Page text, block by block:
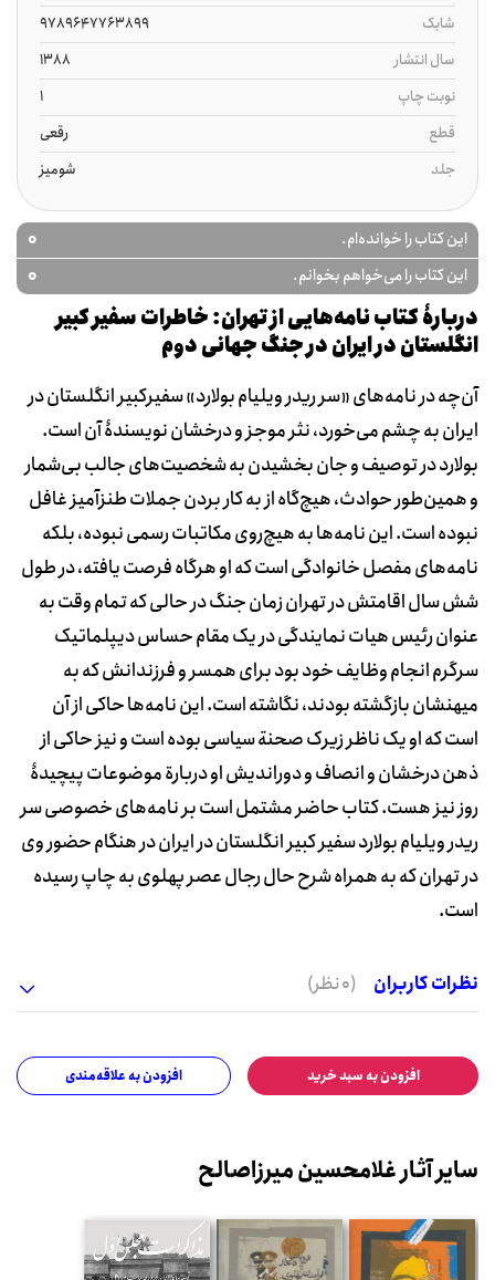
شابک
9789647763899
سال انتشار
1388
نوبت چاپ
1
قطع
رقعی
جلد
شومیز
این کتاب را خوانده‌ام. 0
این کتاب را می‌خواهم بخوانم. 0
دربارۀ کتاب نامه‌هایی از تهران: خاطرات سفیر کبیر
انگلستان در ایران در جنگ جهانی دوم
آن‌چه در نامه‌های «سر ریدر ویلیام بولارد» سفیرکبیر انگلستان در
ایران به چشم می‌خورد، نثر موجز و درخشان نویسندۀ آن است.
بولارد در توصیف و جان بخشیدن به شخصیت‌های جالب بی‌شمار
و همین‌طور حوادث، هیچ‌گاه از به کار بردن جملات طنزآمیز غافل
نبوده است. این نامه‌ها به هیچ‌روی مکاتبات رسمی نبوده، بلکه
نامه‌های مفصل خانوادگی است که او هرگاه فرصت یافته، در طول
شش سال اقامتش در تهران زمان جنگ در حالی که تمام وقت به
عنوان رئیس هیات نمایندگی در یک مقام حساس دیپلماتیک
سرگرم انجام وظایف خود بود برای همسر و فرزندانش که به
میهنشان بازگشته بودند، نگاشته است. این نامه‌ها حاکی از آن
است که او یک ناظر زیرک صحنة سیاسی بوده است و نیز حاکی از
ذهن درخشان و انصاف و دوراندیش او دربارة موضوعات پیچیدۀ
روز نیز هست. کتاب حاضر مشتمل است بر نامه‌های خصوصی سر
ریدر ویلیام بولارد سفیر کبیر انگلستان در ایران در هنگام حضور وی
در تهران که به همراه شرح حال رجال عصر پهلوی به چاپ رسیده
است.
نظرات کاربران (0 نظر)
افزودن به سبد خرید افزودن به علاقه‌مندی
سایر آثار غلامحسین میرزاصالح